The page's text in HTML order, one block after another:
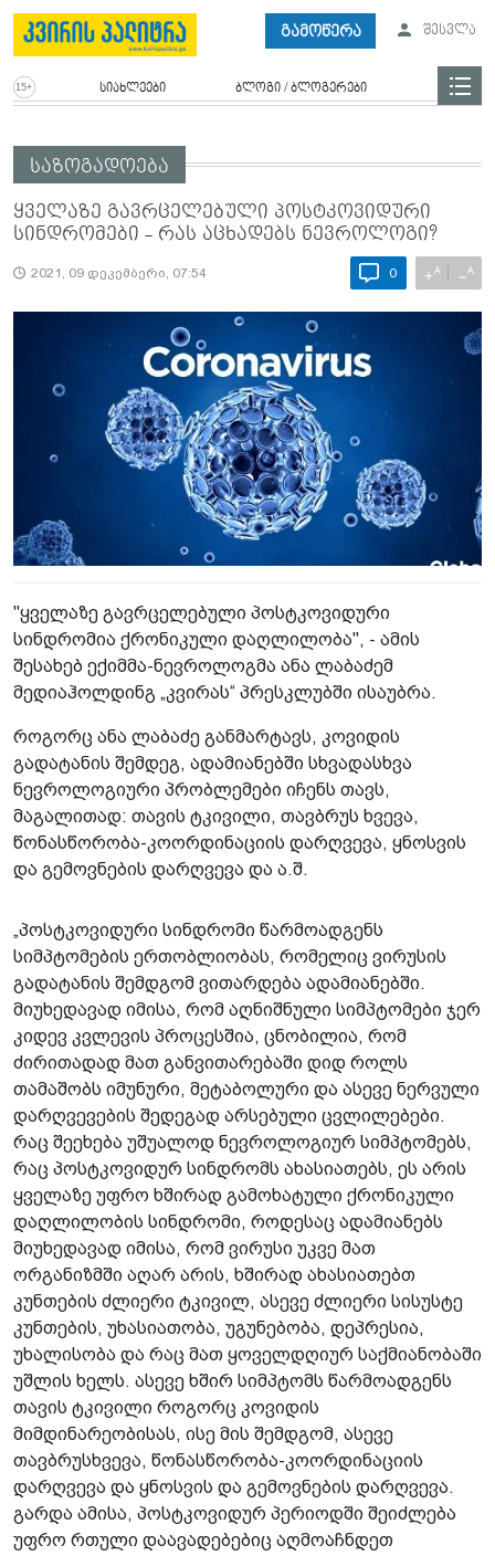
გამოწერა შესვლა
სიახლეები ბლოგი / ბლოგერები
საზოგადოება
ყველაზე გავრცელებული პოსტკოვიდური
სინდრომები - რას აცხადებს ნევროლოგი?
2021, 09 დეკემბერი, 07:54 0 +A −A
"ყველაზე გავრცელებული პოსტკოვიდური
სინდრომია ქრონიკული დაღლილობა", - ამის
შესახებ ექიმმა-ნევროლოგმა ანა ლაბაძემ
მედიაჰოლდინგ „კვირას“ პრესკლუბში ისაუბრა.
როგორც ანა ლაბაძე განმარტავს, კოვიდის
გადატანის შემდეგ, ადამიანებში სხვადასხვა
ნევროლოგიური პრობლემები იჩენს თავს,
მაგალითად: თავის ტკივილი, თავბრუს ხვევა,
წონასწორობა-კოორდინაციის დარღვევა, ყნოსვის
და გემოვნების დარღვევა და ა.შ.
„პოსტკოვიდური სინდრომი წარმოადგენს
სიმპტომების ერთობლიობას, რომელიც ვირუსის
გადატანის შემდგომ ვითარდება ადამიანებში.
მიუხედავად იმისა, რომ აღნიშნული სიმპტომები ჯერ
კიდევ კვლევის პროცესშია, ცნობილია, რომ
ძირითადად მათ განვითარებაში დიდ როლს
თამაშობს იმუნური, მეტაბოლური და ასევე ნერვული
დარღვევების შედეგად არსებული ცვლილებები.
რაც შეეხება უშუალოდ ნევროლოგიურ სიმპტომებს,
რაც პოსტკოვიდურ სინდრომს ახასიათებს, ეს არის
ყველაზე უფრო ხშირად გამოხატული ქრონიკული
დაღლილობის სინდრომი, როდესაც ადამიანებს
მიუხედავად იმისა, რომ ვირუსი უკვე მათ
ორგანიზმში აღარ არის, ხშირად ახასიათებთ
კუნთების ძლიერი ტკივილ, ასევე ძლიერი სისუსტე
კუნთების, უხასიათობა, უგუნებობა, დეპრესია,
უხალისობა და რაც მათ ყოველდღიურ საქმიანობაში
უშლის ხელს. ასევე ხშირ სიმპტომს წარმოადგენს
თავის ტკივილი როგორც კოვიდის
მიმდინარეობისას, ისე მის შემდგომ, ასევე
თავბრუსხვევა, წონასწორობა-კოორდინაციის
დარღვევა და ყნოსვის და გემოვნების დარღვევა.
გარდა ამისა, პოსტკოვიდურ პერიოდში შეიძლება
უფრო რთული დაავადებებიც აღმოაჩნდეთ